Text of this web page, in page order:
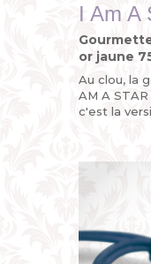
I Am A
or jaune
Au clou, la
AM A
c'est la